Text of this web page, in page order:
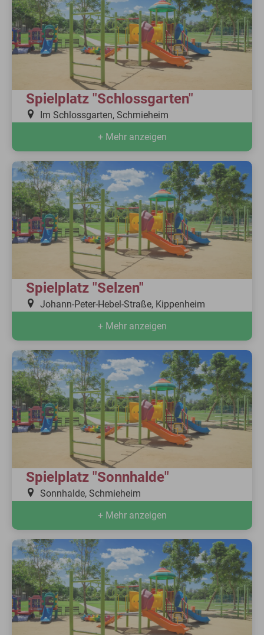
Spielplatz "Schlossgarten"
Im Schlossgarten, Schmieheim
+ Mehr anzeigen
Spielplatz "Selzen"
Johann-Peter-Hebel-Straße, Kippenheim
+ Mehr anzeigen
Spielplatz "Sonnhalde"
Sonnhalde, Schmieheim
+ Mehr anzeigen